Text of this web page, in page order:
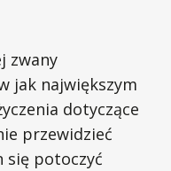
zwany
jak największym
dotyczące
przewidzieć
się potoczyć